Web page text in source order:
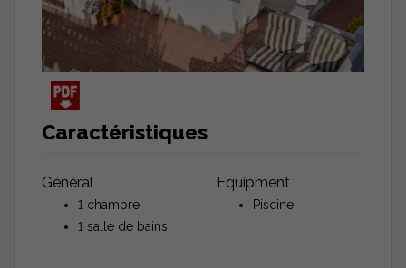
Caractéristiques
Général
1 chambre
1 salle de bains
Equipment
Piscine